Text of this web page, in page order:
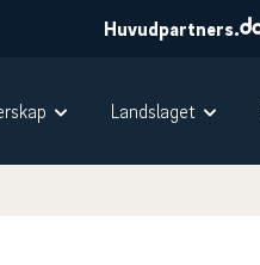
Huvudpartners.
Landslaget